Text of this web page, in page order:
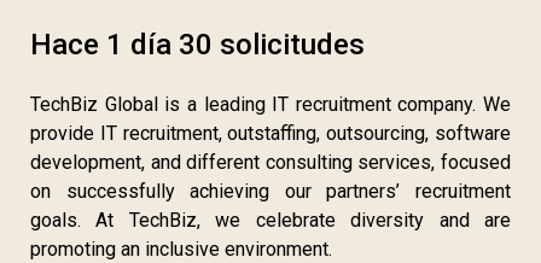
Hace 1 día 30 solicitudes
TechBiz Global is a leading IT recruitment company. We
provide IT recruitment, outstaffing, outsourcing, software
development, and different consulting services, focused
on successfully achieving our partners’ recruitment
goals. At TechBiz, we celebrate diversity and are
promoting an inclusive environment.